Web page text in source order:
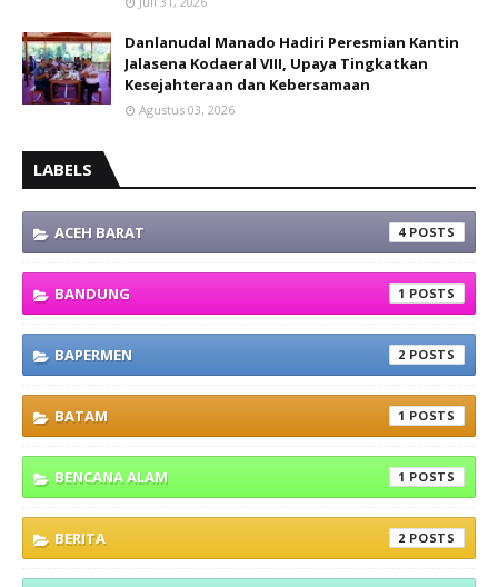
Danlanudal Manado Hadiri Peresmian Kantin
Jalasena Kodaeral VIII, Upaya Tingkatkan
Kesejahteraan dan Kebersamaan
Agustus 03, 2026
LABELS
ACEH BARAT 4
BANDUNG 1
BAPERMEN 2
BATAM 1
BENCANA ALAM 1
BERITA 2